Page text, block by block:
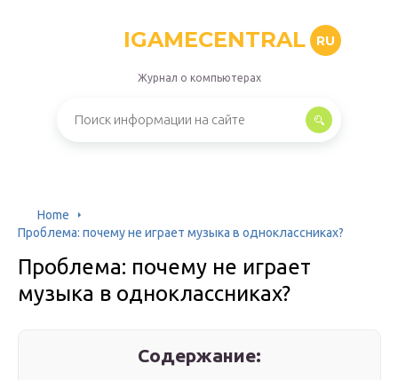
IGAMECENTRAL RU
Журнал о компьютерах
Home
Проблема: почему не играет музыка в одноклассниках?
Проблема: почему не играет
музыка в одноклассниках?
Содержание: